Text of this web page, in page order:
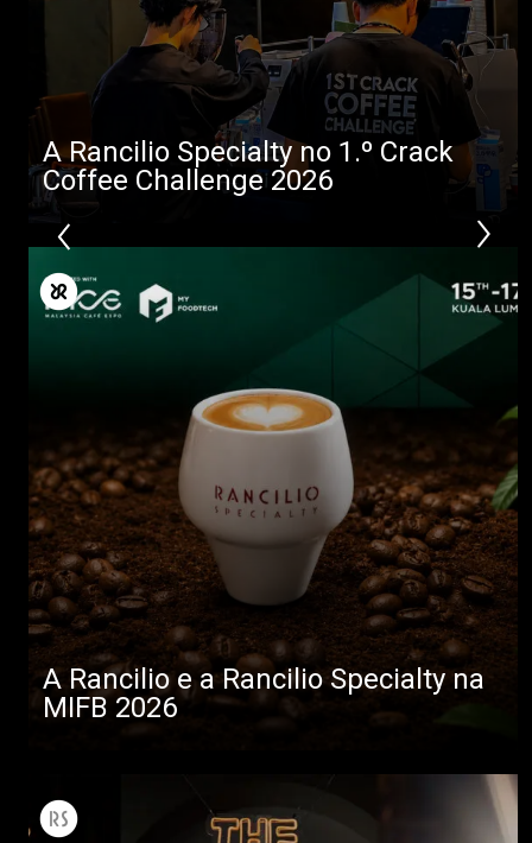
A Rancilio Specialty no 1.º Crack
Coffee Challenge 2026
A Rancilio e a Rancilio Specialty na
MIFB 2026
Descarregar
Mais